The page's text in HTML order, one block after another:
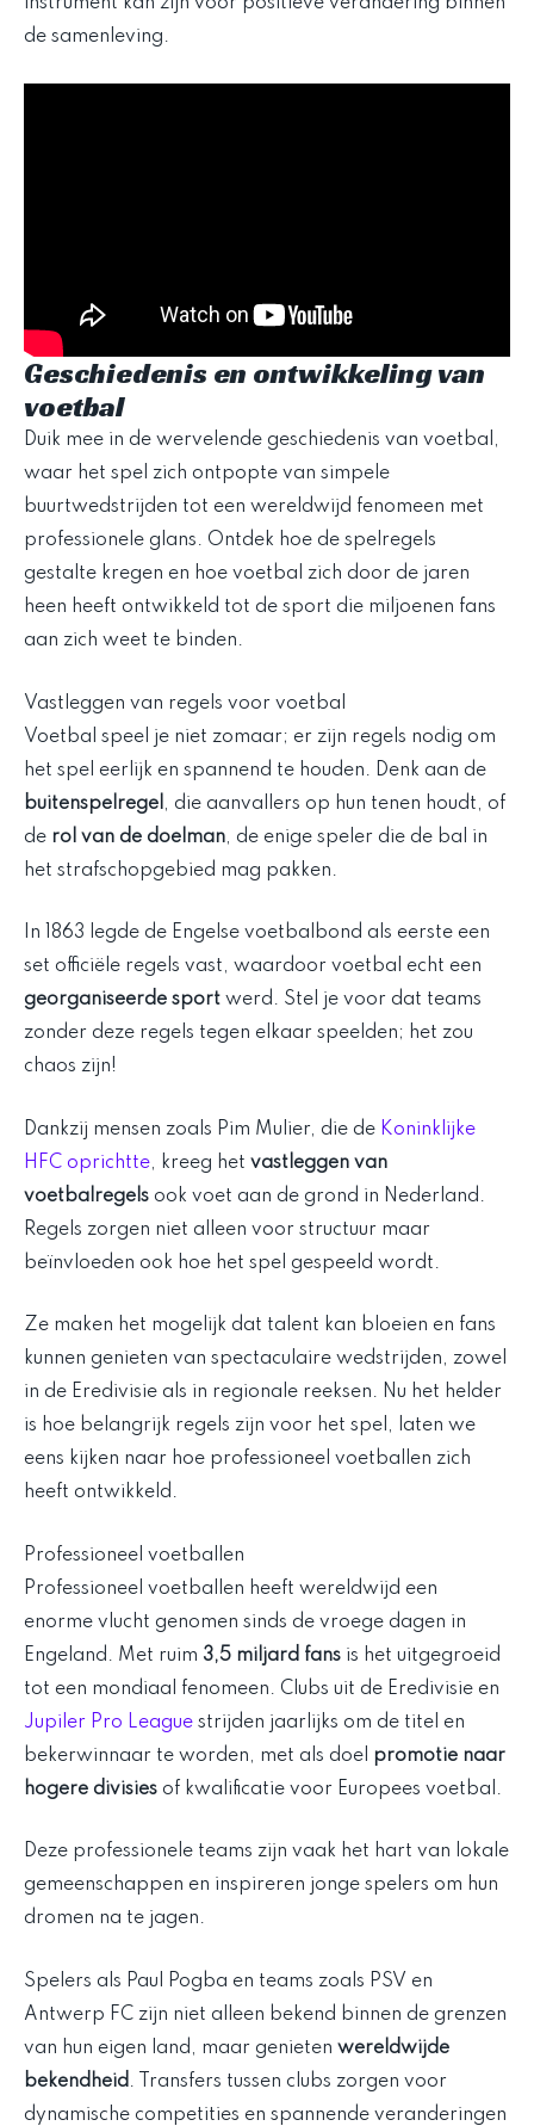
instrument kan zijn voor positieve verandering binnen
de samenleving.
Geschiedenis en ontwikkeling van
voetbal
Duik mee in de wervelende geschiedenis van voetbal,
waar het spel zich ontpopte van simpele
buurtwedstrijden tot een wereldwijd fenomeen met
professionele glans. Ontdek hoe de spelregels
gestalte kregen en hoe voetbal zich door de jaren
heen heeft ontwikkeld tot de sport die miljoenen fans
aan zich weet te binden.
Vastleggen van regels voor voetbal
Voetbal speel je niet zomaar; er zijn regels nodig om
het spel eerlijk en spannend te houden. Denk aan de
buitenspelregel , die aanvallers op hun tenen houdt, of
de rol van de doelman, de enige speler die de bal in
het strafschopgebied mag pakken.
In 1863 legde de Engelse voetbalbond als eerste een
set officiële regels vast, waardoor voetbal echt een
georganiseerde sport werd. Stel je voor dat teams
zonder deze regels tegen elkaar speelden; het zou
chaos zijn!
Dankzij mensen zoals Pim Mulier, die de Koninklijke
HFC oprichtte, kreeg het vastleggen van
voetbalregels ook voet aan de grond in Nederland.
Regels zorgen niet alleen voor structuur maar
beïnvloeden ook hoe het spel gespeeld wordt.
Ze maken het mogelijk dat talent kan bloeien en fans
kunnen genieten van spectaculaire wedstrijden, zowel
in de Eredivisie als in regionale reeksen. Nu het helder
is hoe belangrijk regels zijn voor het spel, laten we
eens kijken naar hoe professioneel voetballen zich
heeft ontwikkeld.
Professioneel voetballen
Professioneel voetballen heeft wereldwijd een
enorme vlucht genomen sinds de vroege dagen in
Engeland. Met ruim 3,5 miljard fans is het uitgegroeid
tot een mondiaal fenomeen. Clubs uit de Eredivisie en
Jupiler Pro League strijden jaarlijks om de titel en
bekerwinnaar te worden, met als doel promotie naar
hogere divisies of kwalificatie voor Europees voetbal.
Deze professionele teams zijn vaak het hart van lokale
gemeenschappen en inspireren jonge spelers om hun
dromen na te jagen.
Spelers als Paul Pogba en teams zoals PSV en
Antwerp FC zijn niet alleen bekend binnen de grenzen
van hun eigen land, maar genieten wereldwijde
bekendheid . Transfers tussen clubs zorgen voor
dynamische competities en spannende veranderingen